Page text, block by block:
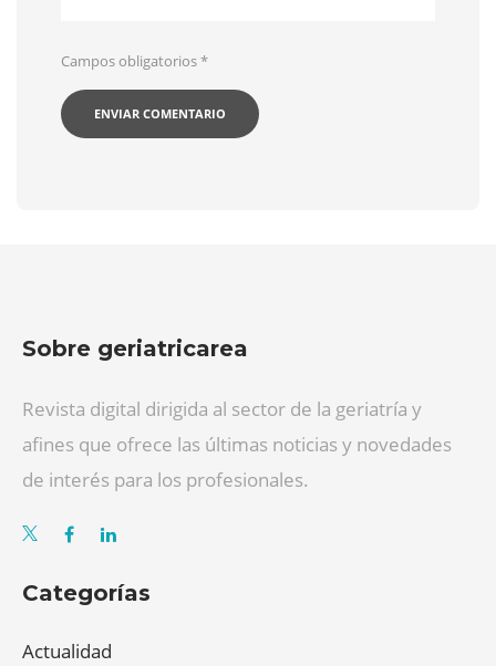
Campos obligatorios*
Sobre geriatricarea
Revista digital dirigida al sector de la geriatría y
afines que ofrece las últimas noticias y novedades
de interés para los profesionales.
Categorías
Actualidad